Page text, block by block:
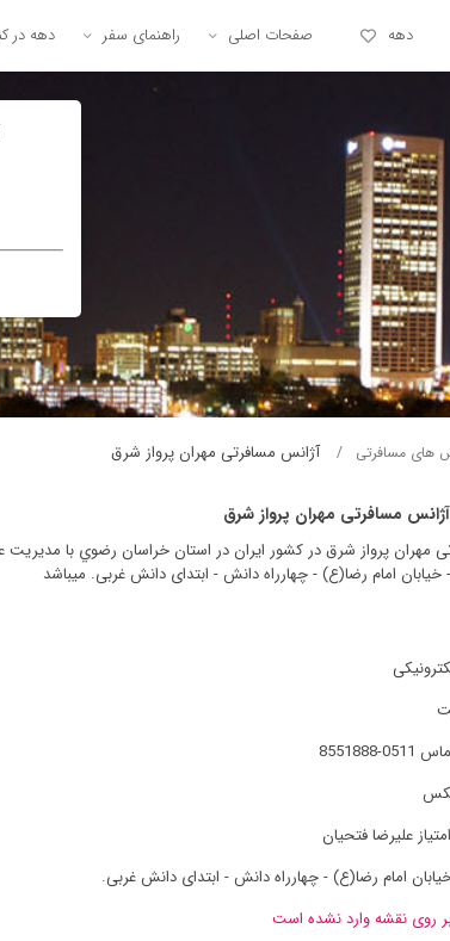
دهه صفحات اصلی راهنمای سفر دهه در
های مسافرتی آژانس مسافرتی مهران پرواز شرق
آژانس مسافرتی مهران پرواز شرق
مهران پرواز شرق در کشور ایران در استان خراسان رضوي با مدیریت
امام رضا(ع) - چهارراه دانش - ابتدای دانش غربی. میباشد
علیرضا فتحیان
امام رضا(ع) - چهارراه دانش - ابتدای دانش غربی.
روی نقشه وارد نشده است